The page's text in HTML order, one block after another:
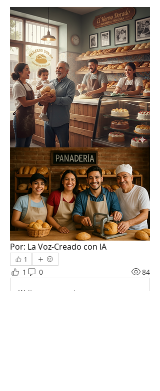
Por: La Voz-Creado con IA
1
1 0 84
Write a comment...